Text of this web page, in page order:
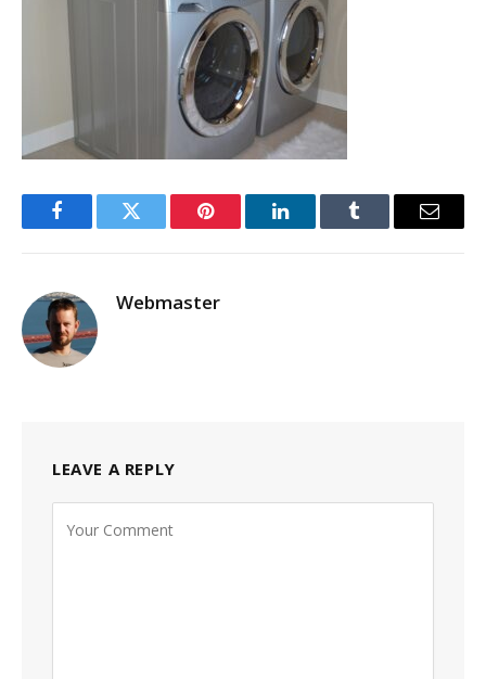
FacebookTwitter Pinterest LinkedInTumblr Email
Webmaster
LEAVE A REPLY